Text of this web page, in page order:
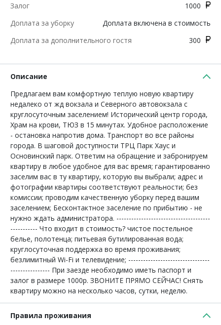
Залог
1000
Доплата за уборку
Доплата включена в стоимость
Доплата за дополнительного гостя
300
Описание
Предлагаем вам комфортную теплую новую квартиру
недалеко от жд вокзала и Северного автовокзала с
круглосуточным заселением! Исторический центр города,
Храм на крови, ТЮЗ в 15 минутах. Удобное расположение
- остановка напротив дома. Транспорт во все районы
города. В шаговой доступности ТРЦ Парк Хаус и
Основинский парк. Ответим на обращение и забронируем
квартиру в любое удобное для вас время; гарантированно
заселим вас в ту квартиру, которую вы выбрали; адрес и
фотографии квартиры соответствуют реальности; без
комиссии; проводим качественную уборку перед вашим
заселением; Бесконтактное заселение по прибытию - не
нужно ждать администратора. --------------------------------------
----------- Что входит в стоимость? чистое постельное
белье, полотенца; питьевая бутилированная вода;
круглосуточная поддержка во время проживания;
безлимитный Wi-Fi и телевидение; ---------------------------------
---------------- При заезде необходимо иметь паспорт и
залог в размере 1000р. ЗВОНИТЕ ПРЯМО СЕЙЧАС! Снять
квартиру можно на несколько часов, сутки, неделю.
Правила проживания